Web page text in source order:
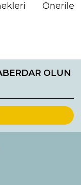
öneri formunu
OLUN